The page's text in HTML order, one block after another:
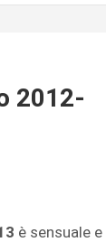
2012-
è sensuale e